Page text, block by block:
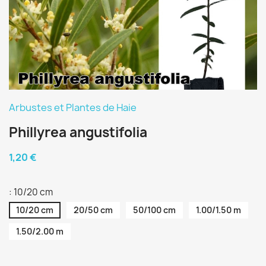
Arbustes et Plantes de Haie
Phillyrea angustifolia
1,20 €
: 10/20 cm
10/20 cm 20/50 cm 50/100 cm
1.00/1.50 m
1.50/2.00 m